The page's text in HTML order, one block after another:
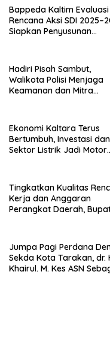
Bappeda Kaltim Evaluasi
Rencana Aksi SDI
Siapkan Penyusunan
Hadiri Pisah Sambut,
Walikota Polisi Menjaga
Keamanan dan Mitra
Ekonomi Kaltara Terus
Bertumbuh, Investasi dan
Sektor Listrik Jadi Motor
Tingkatkan Kualitas
Kerja dan Anggaran
Perangkat Daerah,
Jumpa Pagi Perdana
Sekda Kota Tarakan, dr.
Khairul. M. Kes ASN